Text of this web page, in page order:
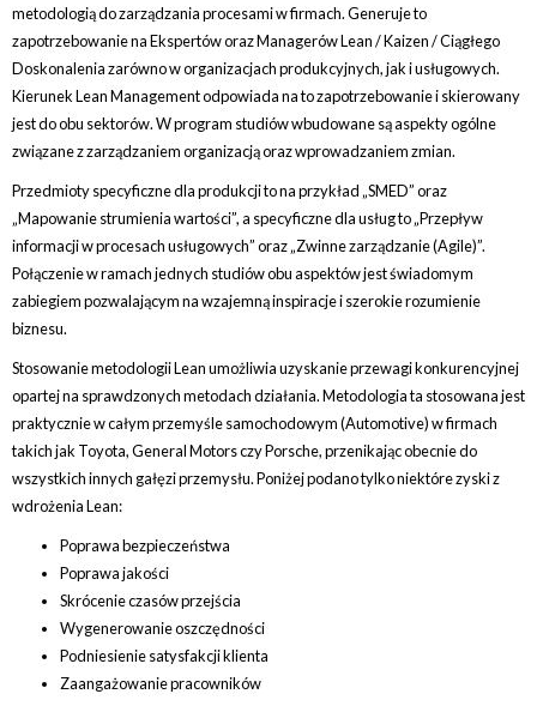
metodologią do zarządzania procesami w firmach. Generuje to
zapotrzebowanie na Ekspertów oraz Managerów Lean / Kaizen / Ciągłego
Doskonalenia zarówno w organizacjach produkcyjnych, jak i usługowych.
Kierunek Lean Management odpowiada na to zapotrzebowanie i skierowany
jest do obu sektorów. W program studiów wbudowane są aspekty ogólne
związane z zarządzaniem organizacją oraz wprowadzaniem zmian.
Przedmioty specyficzne dla produkcji to na przykład „SMED” oraz
„Mapowanie strumienia wartości”, a specyficzne dla usług to „Przepływ
informacji w procesach usługowych” oraz „Zwinne zarządzanie (Agile)”.
Połączenie w ramach jednych studiów obu aspektów jest świadomym
zabiegiem pozwalającym na wzajemną inspiracje i szerokie rozumienie
biznesu.
Stosowanie metodologii Lean umożliwia uzyskanie przewagi konkurencyjnej
opartej na sprawdzonych metodach działania. Metodologia ta stosowana jest
praktycznie w całym przemyśle samochodowym (Automotive) w firmach
takich jak Toyota, General Motors czy Porsche, przenikając obecnie do
wszystkich innych gałęzi przemysłu. Poniżej podano tylko niektóre zyski z
wdrożenia Lean:
Poprawa bezpieczeństwa
Poprawa jakości
Skrócenie czasów przejścia
Wygenerowanie oszczędności
Podniesienie satysfakcji klienta
Zaangażowanie pracowników